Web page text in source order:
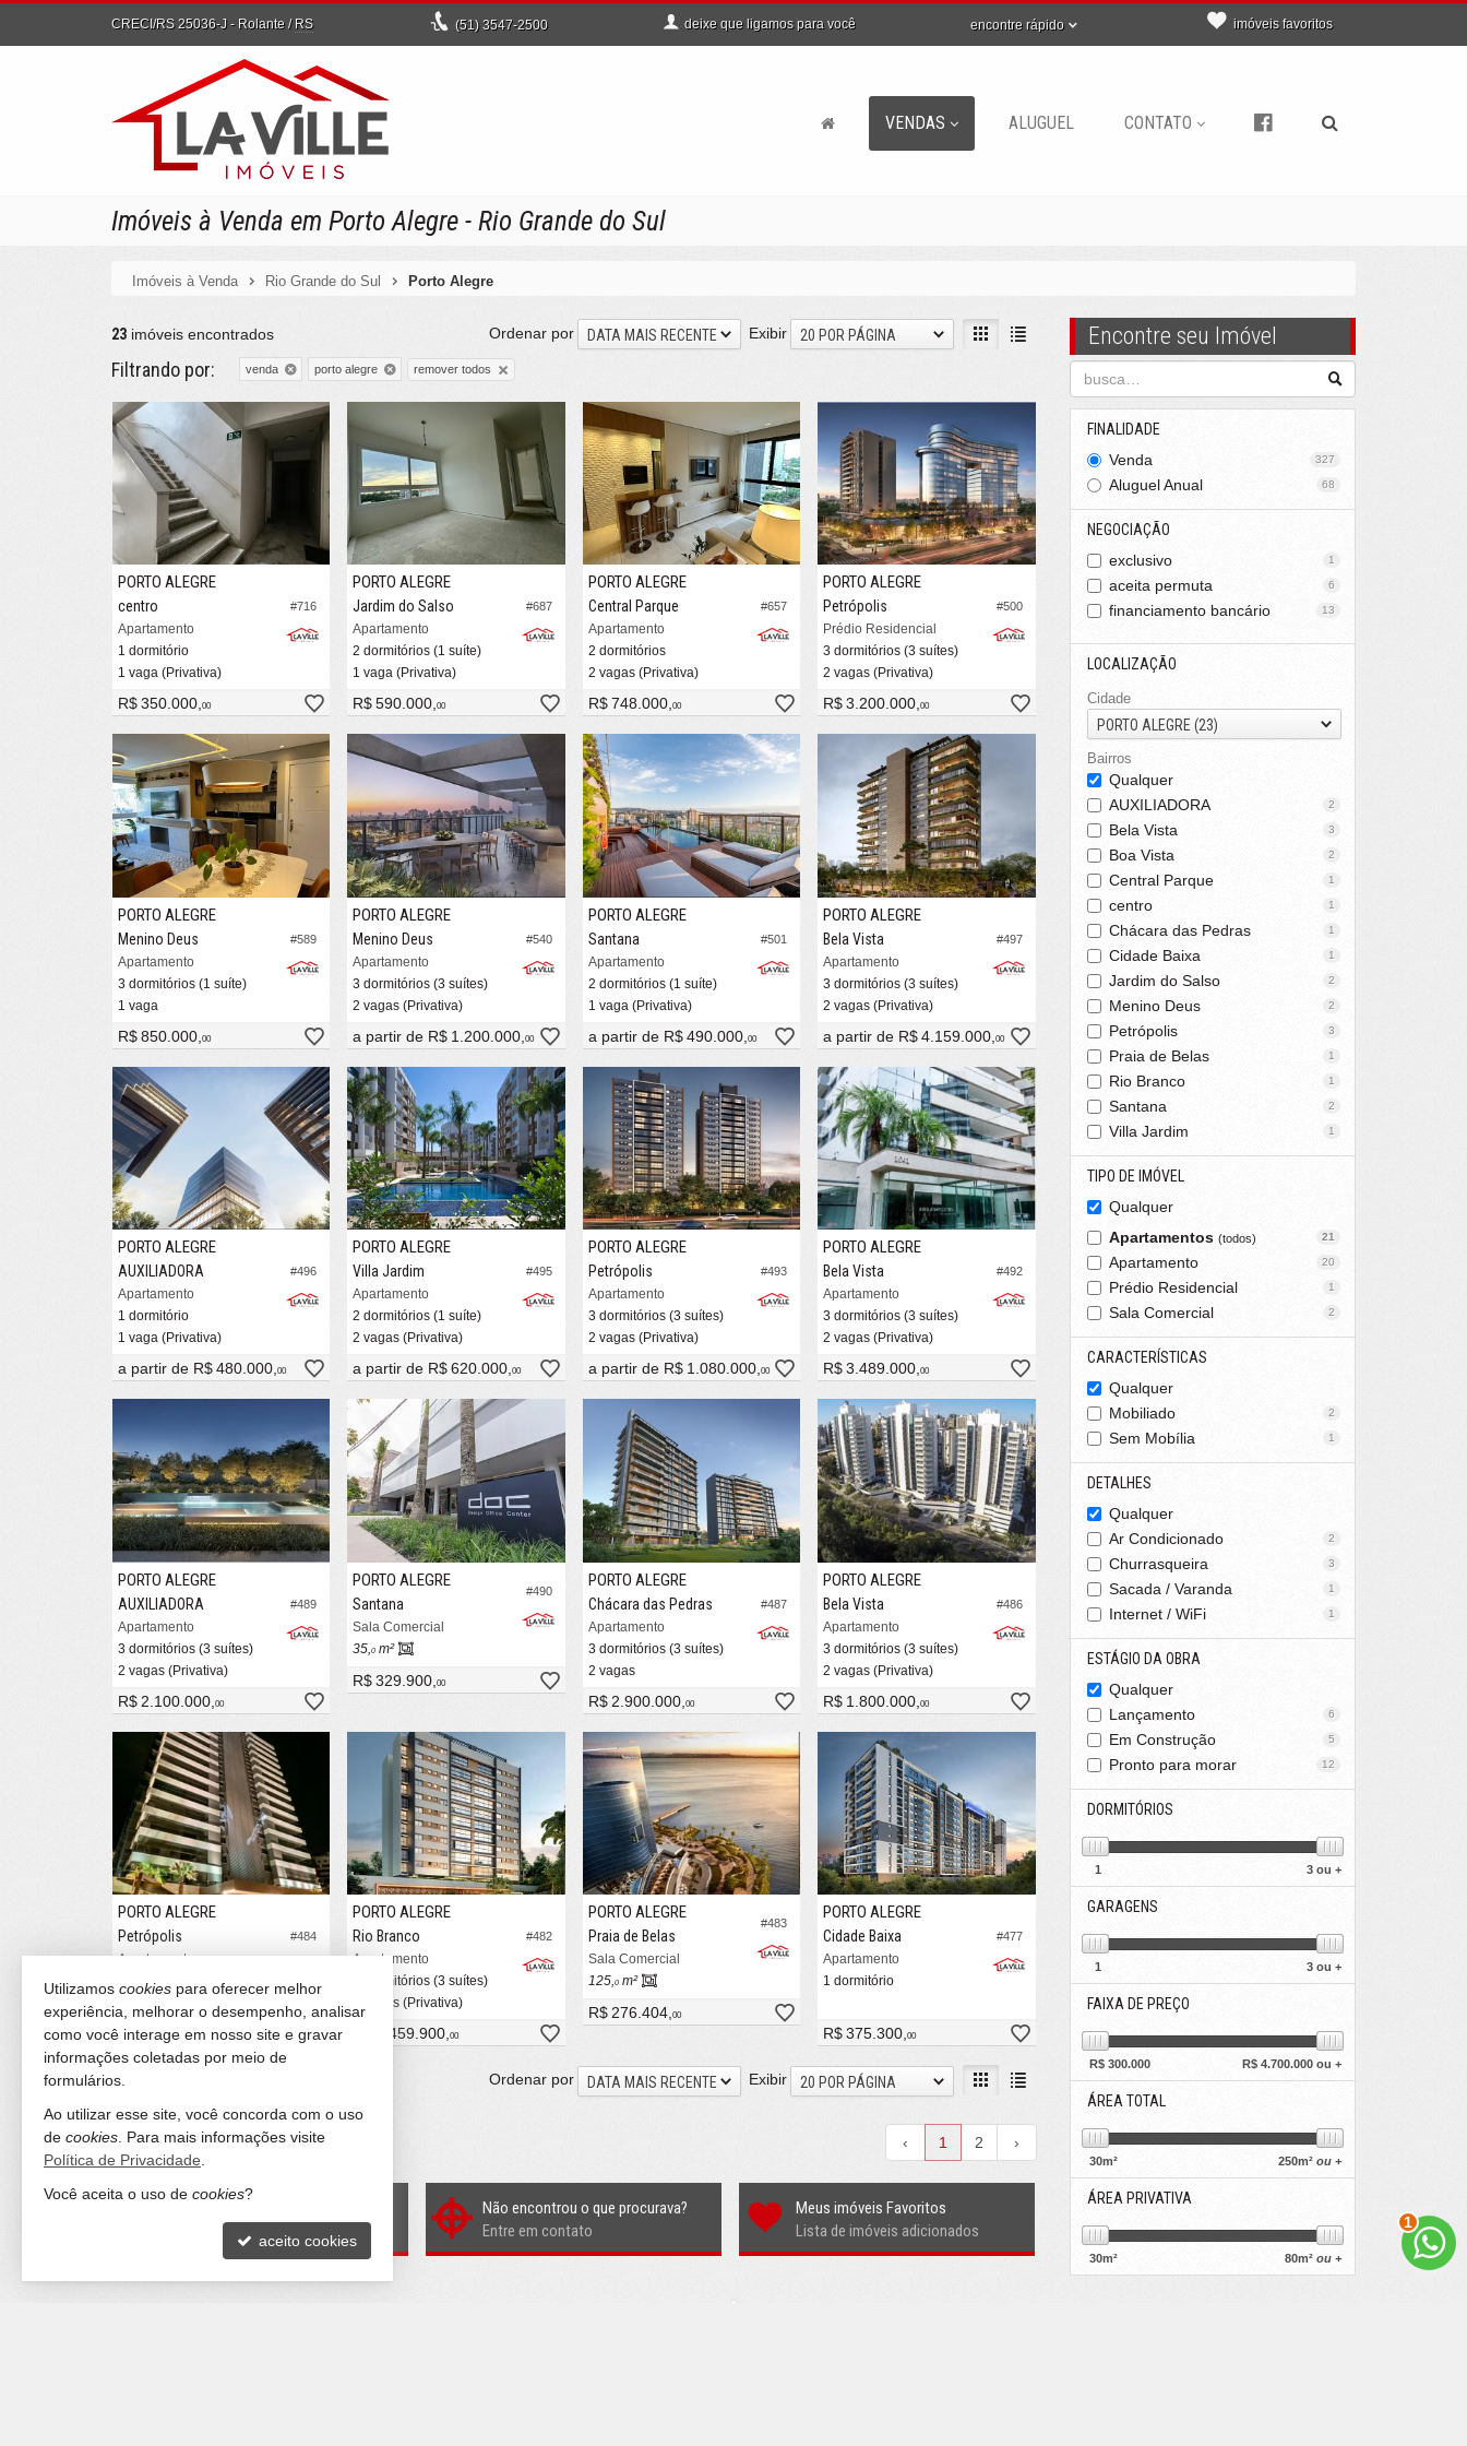
CRECI/RS 25036-J - Rolante / RS (51) 3547-2500 deixe que ligamos para você encontre rápido imóveis favoritos
VENDAS ALUGUEL CONTATO
Imóveis à Venda em Porto Alegre - Rio Grande do Sul
Imóveis à Venda Rio Grande do Sul Porto Alegre
Encontre seu Imóvel
FINALIDADE
Venda
327
Aluguel Anual 68
NEGOCIAÇÃO
exclusivo
1
aceita permuta 6
financiamento bancário 13
LOCALIZAÇÃO
Cidade
PORTO ALEGRE (23)
Bairros
Qualquer
AUXILIADORA
2
Bela Vista 3
Boa Vista 2
Central Parque 1
centro 1
Chácara das Pedras 1
Cidade Baixa 1
Jardim do Salso 2
Menino Deus 2
Petrópolis 3
Praia de Belas 1
Rio Branco 1
Santana 2
Villa Jardim 1
TIPO DE IMÓVEL
Qualquer
Apartamentos (todos) 21
Apartamento 20
Prédio Residencial 1
Sala Comercial 2
CARACTERÍSTICAS
Qualquer
Mobiliado
2
Sem Mobília 1
DETALHES
Qualquer
Ar Condicionado
2
Churrasqueira 3
Sacada / Varanda 1
Internet / WiFi 1
ESTÁGIO DA OBRA
Qualquer
Lançamento
6
Em Construção 5
Pronto para morar 12
DORMITÓRIOS
1 3 ou +
GARAGENS
1 3 ou +
FAIXA DE PREÇO
R$ 300.000 R$4.700.000 ou +
ÁREA TOTAL
30m² 250m²ou +
ÁREA PRIVATIVA
30m² 80m²ou +
23 imóveis encontrados Exibir 20 POR PÁGINA
Ordenar por DATA MAIS RECENTE
Filtrando por: venda porto alegre remover todos
#716
PORTO ALEGRE
centro
Apartamento
1 dormitório
1 vaga (Privativa)
R$ 350.000,00
#687
PORTO ALEGRE
Jardim do Salso
Apartamento
2 dormitórios (1 suíte)
1 vaga (Privativa)
R$ 590.000,00
#657
PORTO ALEGRE
Central Parque
Apartamento
2 dormitórios
2 vagas (Privativa)
R$ 748.000,00
#500
PORTO ALEGRE
Petrópolis
Prédio Residencial
3 dormitórios (3 suítes)
2 vagas (Privativa)
R$ 3.200.000,00
#589
PORTO ALEGRE
Menino Deus
Apartamento
3 dormitórios (1 suíte)
1 vaga
R$ 850.000, 00
#540
PORTO ALEGRE
Menino Deus
Apartamento
3 dormitórios (3 suítes)
2 vagas (Privativa)
a partir de R$ 1.200.000,00
#501
PORTO ALEGRE
Santana
Apartamento
2 dormitórios (1 suíte)
1 vaga (Privativa)
a partir de R$ 490.000, 00
#497
PORTO ALEGRE
Bela Vista
Apartamento
3 dormitórios (3 suítes)
2 vagas (Privativa)
a partir de R$ 4.159.000,00
#496
PORTO ALEGRE
AUXILIADORA
Apartamento
1 dormitório
1 vaga (Privativa)
a partir de R$ 480.000,00
#495
PORTO ALEGRE
Villa Jardim
Apartamento
2 dormitórios (1 suíte)
2 vagas (Privativa)
a partir de R$ 620.000,00
#493
PORTO ALEGRE
Petrópolis
Apartamento
3 dormitórios (3 suítes)
2 vagas (Privativa)
a partir de R$ 1.080.000,00
#492
PORTO ALEGRE
Bela Vista
Apartamento
3 dormitórios (3 suítes)
2 vagas (Privativa)
R$ 3.489.000,00
#489
PORTO ALEGRE
AUXILIADORA
Apartamento
3 dormitórios (3 suítes)
2 vagas (Privativa)
R$ 2.100.000, 00
#490
PORTO ALEGRE
Santana
Sala Comercial
35,0 m²
R$ 329.900,00
#487
PORTO ALEGRE
Chácara das Pedras
Apartamento
3 dormitórios (3 suítes)
2 vagas
R$ 2.900.000, 00
#486
PORTO ALEGRE
Bela Vista
Apartamento
3 dormitórios (3 suítes)
2 vagas (Privativa)
R$ 1.800.000,00
#484
PORTO ALEGRE
Petrópolis
Apartamento
3 dormitórios (3 suítes)
3 vagas (Privativa)
R$ 4.700.000,00
#482
PORTO ALEGRE
Rio Branco
Apartamento
3 dormitórios (3 suítes)
2 vagas (Privativa)
R$ 1.459.900,00
#483
PORTO ALEGRE
Praia de Belas
Sala Comercial
125,0m²
R$ 276.404,00
#477
PORTO ALEGRE
Cidade Baixa
Apartamento
1 dormitório
R$ 375.300,00
23 Exibir 20 POR PÁGINA
Ordenar por DATA MAIS RECENTE
‹ 1 2 ›
5/5(1 avaliação)
Cadastre-se e anuncie conosco
Não encontrou o que procurava?
Entre em contato
Meus imóveis Favoritos
Lista de imóveis adicionados
2
Utilizamos cookies para oferecer melhor
experiência, melhorar o desempenho, analisar
como você interage em nosso site e gravar
informações coletadas por meio de
formulários.
Ao utilizar esse site, você concorda com o uso
de cookies . Para mais informações visite
Política de Privacidade
Você aceita o uso de cookies?
aceito cookies